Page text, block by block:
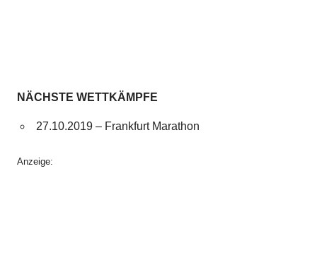
NÄCHSTE WETTKÄMPFE
27.10.2019 – Frankfurt Marathon
Anzeige: